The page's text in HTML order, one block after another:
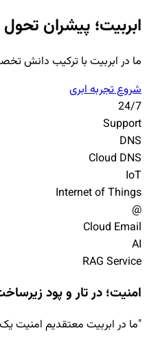
ابربیت؛ پیشران تحول
ما در ابربیت با ترکیب دانش
شروع تجربه ابری
24/7
Support
DNS
Cloud DNS
IoT
Internet of Things
@
Cloud Email
AI
RAG Service
امنیت؛ در تار و پود
"ما در ابربیت معتقدیم امنیت